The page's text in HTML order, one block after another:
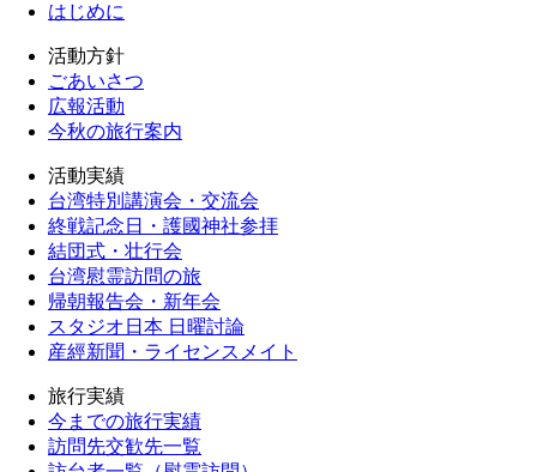
はじめに
活動方針
ごあいさつ
広報活動
今秋の旅行案内
活動実績
台湾特別講演会・交流会
終戦記念日・護國神社参拝
結団式・壮行会
台湾慰霊訪問の旅
帰朝報告会・新年会
スタジオ日本 日曜討論
産經新聞・ライセンスメイト
旅行実績
今までの旅行実績
訪問先交歓先一覧